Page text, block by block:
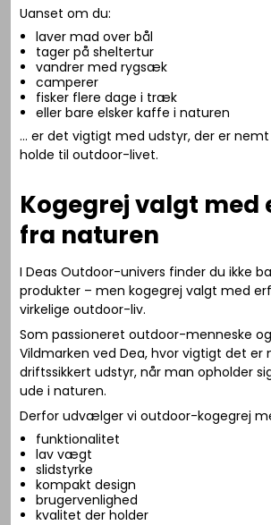
Uanset om du:
laver mad over bål
tager på sheltertur
vandrer med rygsæk
camperer
fisker flere dage i træk
eller bare elsker kaffe i naturen
… er det vigtigt med udstyr, der er
holde til outdoor-livet.
Kogegrej valgt med
fra naturen
I Deas Outdoor-univers finder du ikke
produkter – men kogegrej valgt med
virkelige outdoor-liv.
Som passioneret outdoor-menneske
Vildmarken ved Dea, hvor vigtigt det er
driftssikkert udstyr, når man opholder
ude i naturen.
Derfor udvælger vi outdoor-kogegrej
funktionalitet
lav vægt
slidstyrke
kompakt design
brugervenlighed
kvalitet der holder